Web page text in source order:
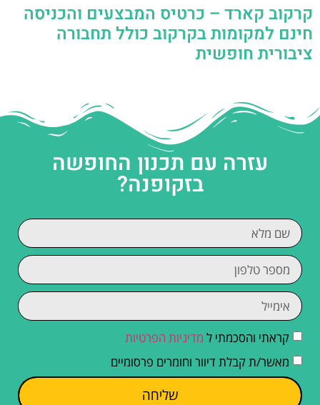
קרקוב קארד – כרטיס המבצעים והכניסה
חינם למקומות בקרקוב כולל תחבורה
ציבורית חופשית
עזרה עם תכנון החופשה
בזקופנה?
קראתי והסכמתי ל מדיניות הפרטיות
מאשר/ת קבלת דיוור וחומרים פרסומיים
שליחה